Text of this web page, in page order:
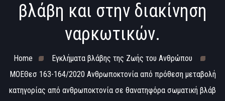
βλάβη και στην διακίνηση
ναρκωτικών.
Home
Εγκλήματα βλάβης της Ζωής του Ανθρώπου
ΜΟΕΘεσ 163-164/2020 Ανθρωποκτονία από πρόθεση μεταβολή
κατηγορίας από ανθρωποκτονία σε θανατηφόρα σωματική βλάβ